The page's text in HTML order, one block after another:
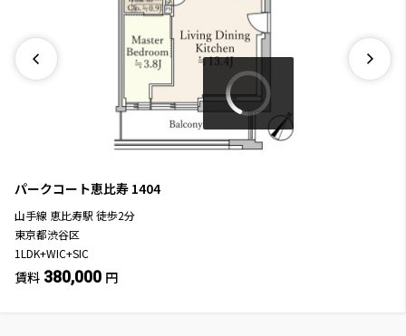
パークコート恵比寿 1404
山手線 恵比寿駅 徒歩2分
東京都渋谷区
1LDK+WIC+SIC
賃料 380,000 円